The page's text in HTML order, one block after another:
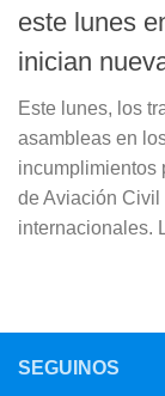
este lunes
inician
Este lunes, los
asambleas en
incumplimientos
de Aviación
internacionales.
SEGUINOS